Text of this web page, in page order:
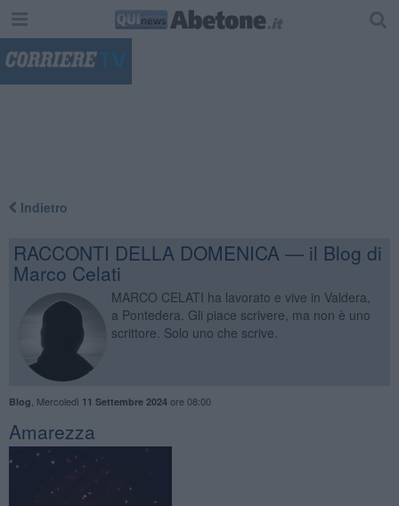
Indietro
RACCONTI DELLA DOMENICA — il Blog di
Marco Celati
MARCO CELATI ha lavorato e vive in Valdera,
a Pontedera. Gli piace scrivere, ma non è uno
scrittore. Solo uno che scrive.
Blog Mercoledì 11 Settembre 2024ore 08:00
Amarezza